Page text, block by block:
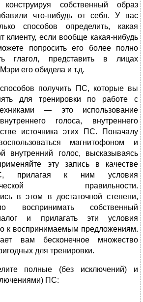
собственный образ
что-нибудь от себя. У вас
способов определить, какая
клиенту, если вообще какая-нибудь
попросить его более полно
глагол, представить в лицах
его обидела и т.д.
получить ПС, которые вы
для тренировки по работе с
— это использование
голоса, внутреннего
источника этих ПС. Поначалу
магнитофоном и
внутренний голос, высказываясь
эту запись в качестве
прилагая к ним условия
правильности.
в этом в достаточной степени,
воспринимать собственный
и прилагать эти условия
к воспринимаемым предложениям.
вам бесконечное множество
для тренировки.
полные (без исключений) и
ПС: